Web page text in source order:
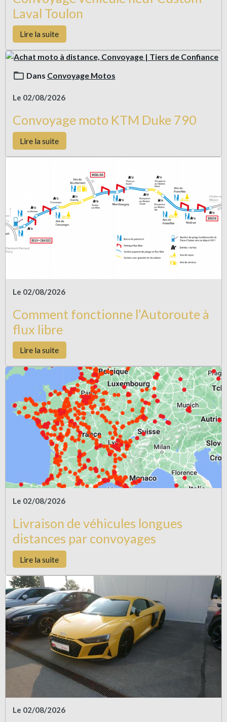
Laval Toulon
Lire la suite
Dans Convoyage Motos
Le 02/08/2026
Convoyage moto KTM Duke 790
Lire la suite
Le 02/08/2026
Comment fonctionne l’Autoroute à
flux libre
Lire la suite
Le 02/08/2026
Livraison de véhicules longues
distances par convoyages
Lire la suite
Le 02/08/2026